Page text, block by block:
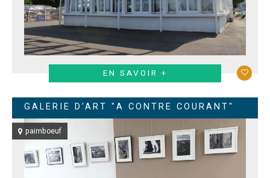
EN SAVOIR +
GALERIE D'ART "A CONTRE COURANT"
paimboeuf